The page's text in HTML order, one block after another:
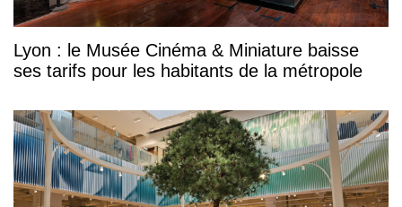
Lyon : le Musée Cinéma & Miniature baisse
ses tarifs pour les habitants de la métropole